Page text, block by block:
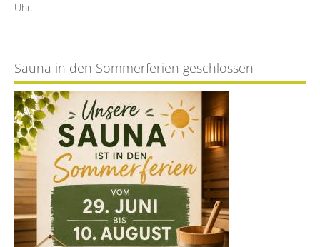
Uhr.
Sauna in den Sommerferien geschlossen